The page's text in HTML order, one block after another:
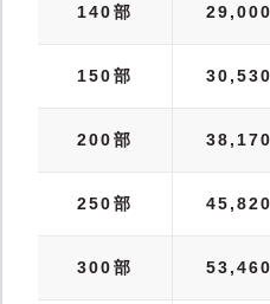
140部 29,000
150部 30,530
200部 38,170
250部 45,820
300部 53,460